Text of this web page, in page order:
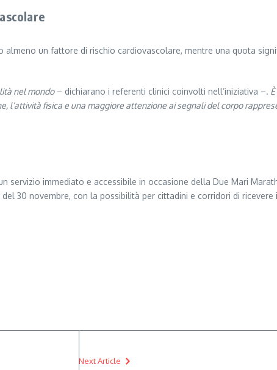
un fattore di rischio cardiovascolare, mentre una quota
nel mondo– dichiarano i referenti clinici coinvolti nell’iniziativa –.
fisica e una maggiore attenzione ai segnali del corpo
servizio immediato e accessibile in occasione della Due Mari
30 novembre, con la possibilità per cittadini e corridori di
Next Article